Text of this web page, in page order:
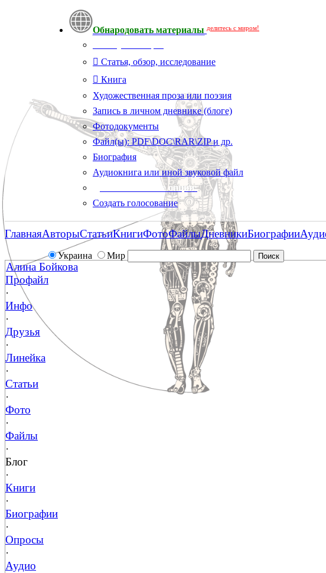
Обнародовать материалы делитесь с миром!
Статья, обзор, исследование
Книга
Художественная проза или поэзия
Запись в личном дневнике (блоге)
Фотодокументы
Файл(ы): PDF\DOC\RAR\ZIP и др.
Биография
Аудиокнига или иной звуковой файл
Дополнительные опции:
Создать голосование
Украина Мир
ГлавнаяАвторыСтатьиКнигиФотоФайлыДневникиБиографии
Алина Бойкова
Профайл
·
Инфо
·
Друзья
·
Линейка
·
Статьи
·
Фото
·
Файлы
·
Блог
·
Книги
·
Биографии
·
Опросы
·
Аудио